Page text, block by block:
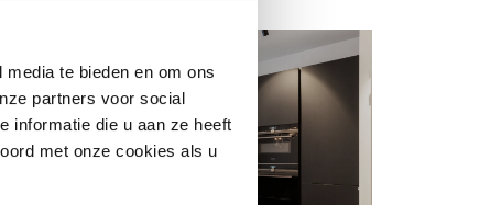
te bieden en om ons
partners voor social
informatie die u aan ze heeft
met onze cookies als u